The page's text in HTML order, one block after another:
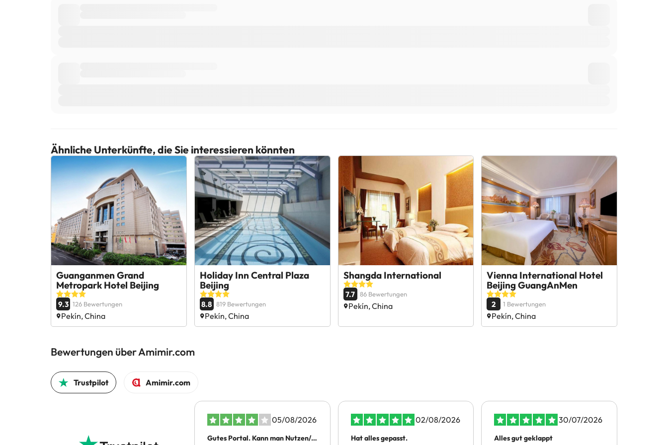
Ähnliche Unterkünfte, die Sie interessieren könnten
Guanganmen Grand
Metropark Hotel Beijing
9.3 126 Bewertungen
Pekín, China
Holiday Inn Central Plaza
Beijing
8.8 819 Bewertungen
Pekín, China
Shangda International
7.7 86 Bewertungen
Pekín, China
Vienna International Hotel
Beijing GuangAnMen
2 1 Bewertungen
Pekín, China
Bewertungen über Amimir.com
Trustpilot Amimir.com
05/08/2026
Gutes Portal. Kann man Nutzen/
02/08/2026
Hat alles gepasst.
30/07/2026
Alles gut geklappt